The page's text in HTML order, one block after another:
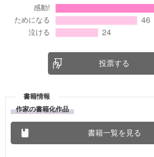
投票する
書籍情報
作家の書籍化作品
書籍一覧を見る